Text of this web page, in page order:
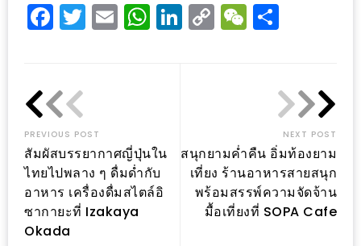
ใจ๋…
สไตล์
คอน
โด
เชียงใหม่
ส่วนลด
Facebook
Twitter
EmailWhatsApp
LinkedIn
CopyWeChat
PREVIOUS POST
สัมผัสบรรยากาศญี่ปุ่นใน
ไทยไปพลาง ๆ ดื่มด่ำกับ
อาหาร เครื่องดื่มสไตล์อิ
ซากายะที่ Izakaya
Okada
NEXT POST
สนุกยามค่ำคืน อิ่มท้องยาม
เที่ยง ร้านอาหารสายสนุก
พร้อมสรรพ์ความจัดจ้าน
มื้อเที่ยงที่ SOPA Cafe